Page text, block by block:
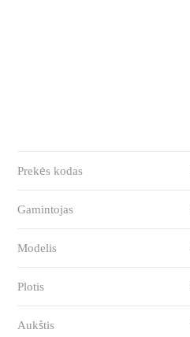
Prekės kodas
Gamintojas
Modelis
Plotis
Aukštis